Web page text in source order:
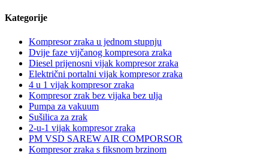
Kategorije
Kompresor zraka u jednom stupnju
Dvije faze vijčanog kompresora zraka
Diesel prijenosni vijak kompresor zraka
Električni portalni vijak kompresor zraka
4 u 1 vijak kompresor zraka
Kompresor zrak bez vijaka bez ulja
Pumpa za vakuum
Sušilica za zrak
2-u-1 vijak kompresor zraka
PM VSD SAREW AIR COMPORSOR
Kompresor zraka s fiksnom brzinom